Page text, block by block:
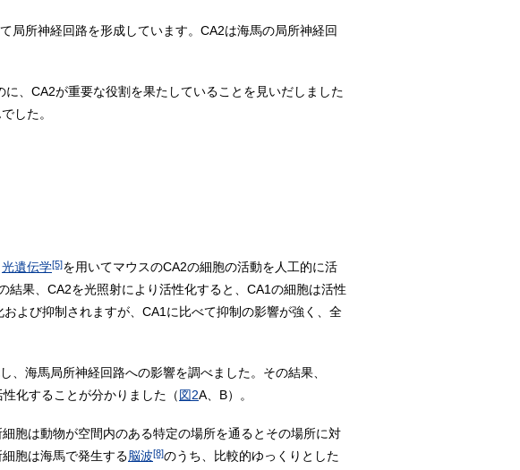
局所神経回路を形成しています。CA2は海馬の局所神経回
、CA2が重要な役割を果たしていることを見いだしました
した。
光遺伝学[5]を用いてマウスのCA2の細胞の活動を人工的に活
結果、CA2を光照射により活性化すると、CA1の細胞は活性
よび抑制されますが、CA1に比べて抑制の影響が強く、全
、海馬局所神経回路への影響を調べました。その結果、
化することが分かりました（図2A、B）。
胞は動物が空間内のある特定の場所を通るとその場所に対
胞は海馬で発生する脳波[8]のうち、比較的ゆっくりとした